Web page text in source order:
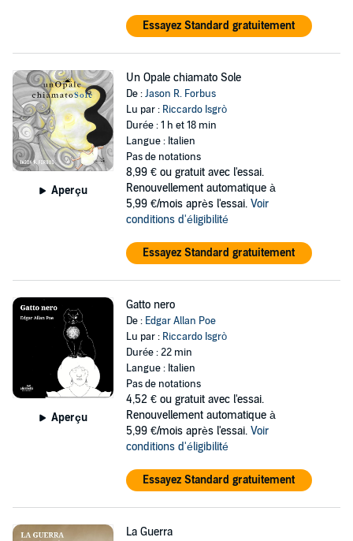
Essayez Standard gratuitement
Aperçu
Un Opale chiamato Sole
De :Jason R. Forbus
Lu par : Riccardo Isgrò
Durée : 1 h et 18 min
Langue : Italien
Pas de notations
8,99 € ou gratuit avec l'essai.
Renouvellement automatique à
5,99 €/mois après l'essai. Voir
conditions d'éligibilité
Essayez Standard gratuitement
Aperçu
Gatto nero
De : Edgar Allan Poe
Lu par : Riccardo Isgrò
Durée : 22 min
Langue : Italien
Pas de notations
4,52 € ou gratuit avec l'essai.
Renouvellement automatique à
5,99 €/mois après l'essai. Voir
conditions d'éligibilité
Essayez Standard gratuitement
La Guerra